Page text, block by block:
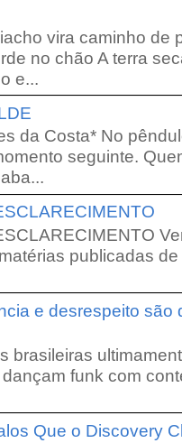
vira caminho de
no chão A terra
e...
da Costa* No
seguinte.
publicadas
e desrespeito são
brasileiras
funk com
Que o Discovery